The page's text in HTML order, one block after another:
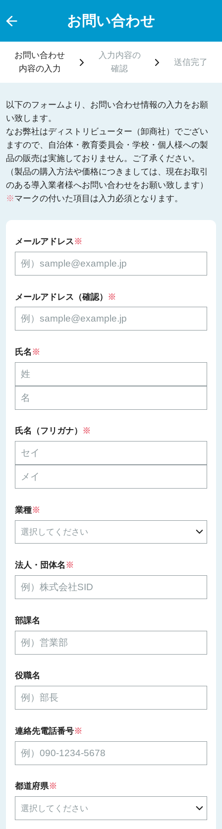
お問い合わせ
お問い合わせ
内容の入力
入力内容の
確認
送信完了
以下のフォームより、お問い合わせ情報の入力をお願
い致します。
なお弊社はディストリビューター（卸商社）でござい
ますので、自治体・教育委員会・学校・個人様への製
品の販売は実施しておりません。ご了承ください。
（製品の購入方法や価格につきましては、現在お取引
のある導入業者様へお問い合わせをお願い致します）
※マークの付いた項目は入力必須となります。
メールアドレス※
メールアドレス（確認） ※
氏名 ※
氏名（フリガナ） ※
業種※
法人・団体名 ※
部課名
役職名
連絡先電話番号※
都道府県※